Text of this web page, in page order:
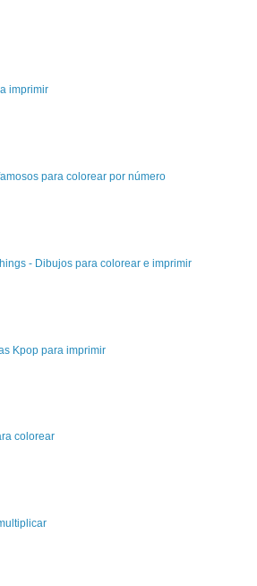
imprimir
para colorear por número
- Dibujos para colorear e imprimir
Kpop para imprimir
colorear